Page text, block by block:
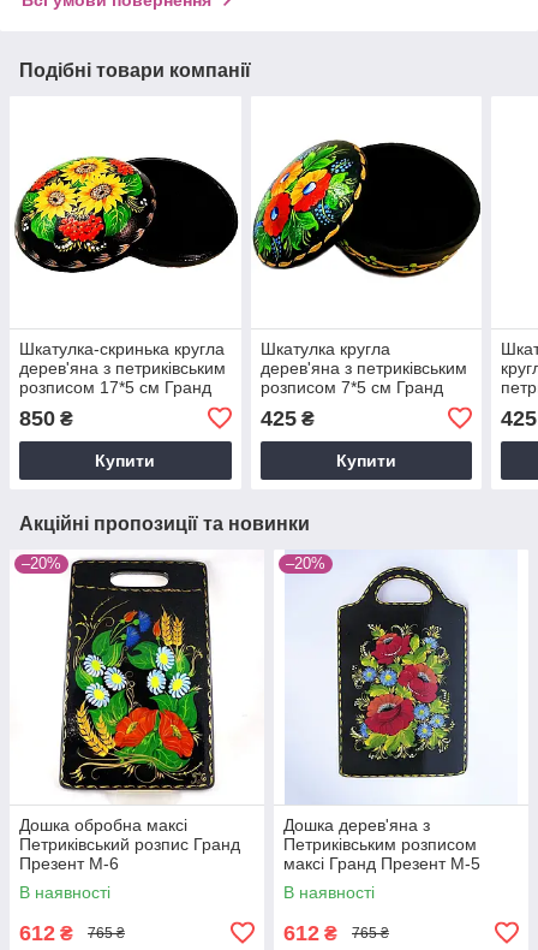
Подібні товари компанії
Шкатулка-скринька кругла
дерев'яна з петриківським
розписом 17*5 см Гранд
Презент Шк-ВП-Сон-М-2
850 ₴
Купити
Шкатулка кругла
дерев'яна з петриківським
розписом 7*5 см Гранд
425₴
Купити
425
Акційні пропозиції та новинки
–20%
Дошка обробна максі
Петриківський розпис Гранд
Презент М-6
В наявності
612 ₴ 765 ₴
–20%
Дошка дерев'яна з
Петриківським розписом
максі Гранд Презент М-5
В наявності
612 ₴ 765 ₴